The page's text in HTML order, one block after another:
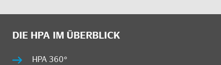
DIE HPA IM ÜBERBLICK
HPA 360°